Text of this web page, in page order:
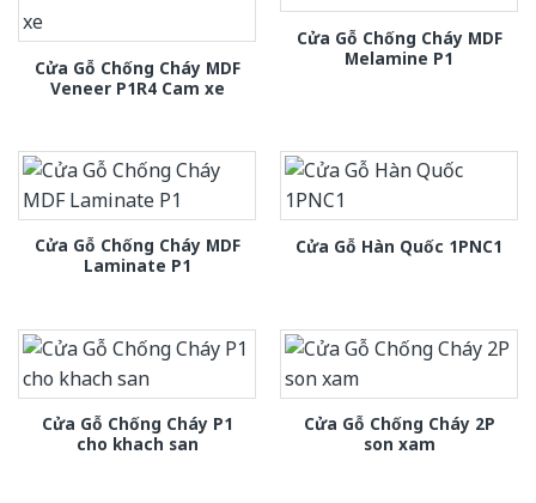
Cửa Gỗ Chống Cháy MDF
Veneer P1R4 Cam xe
Cửa Gỗ Chống Cháy MDF
Melamine P1
Cửa Gỗ Chống Cháy MDF
Laminate P1
Cửa Gỗ Hàn Quốc 1PNC1
Cửa Gỗ Chống Cháy P1
cho khach san
Cửa Gỗ Chống Cháy 2P
son xam